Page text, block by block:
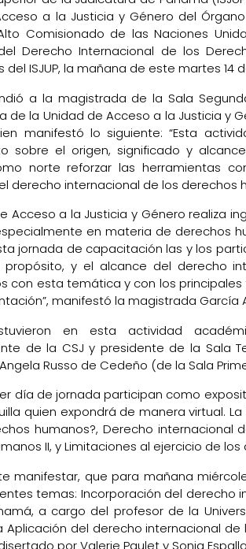
a la Justicia y Género del
Comisionado de las Naciones
Derecho Internacional de los
del ISJUP, la mañana de este martes 14
a la magistrada de la Sala
de la Unidad de Acceso a la Justicia y
manifestó lo siguiente: “Esta
sobre el origen, significado y
norte reforzar las herramientas
derecho internacional de los derechos
Acceso a la Justicia y Género realiza
en materia de derechos
jornada de capacitación las y los
propósito, y el alcance del derecho
con esta temática y con los
manifestó la magistrada García
en esta actividad
de la CSJ y presidente de la Sala
Russo de Cedeño (de la Sala
día de jornada participan como
quien expondrá de manera virtual.
humanos?, Derecho internacional
II, y Limitaciones al ejercicio de
manifestar, que para mañana
temas: Incorporación del derecho
a cargo del profesor de la
Aplicación del derecho internacional
por Valerie Paulet y Sonia